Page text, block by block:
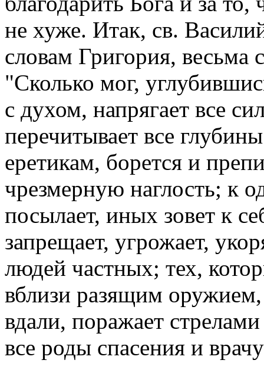
не хуже. Итак, св.
словам Григория, весьма
"Сколько мог,
с духом, напрягает все
перечитывает все
еретикам, борется и
чрезмерную наглость; к
посылает, иных зовет к
запрещает, угрожает,
людей частных; тех,
вблизи разящим
вдали, поражает
все роды спасения и